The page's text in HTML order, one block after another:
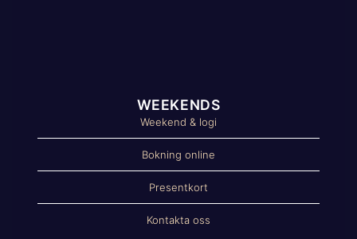
WEEKENDS
Weekend & logi
Bokning online
Presentkort
Kontakta oss